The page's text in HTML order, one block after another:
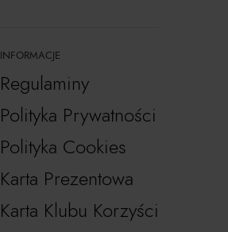
INFORMACJE
Regulaminy
Polityka Prywatności
Polityka Cookies
Karta Prezentowa
Karta Klubu Korzyści